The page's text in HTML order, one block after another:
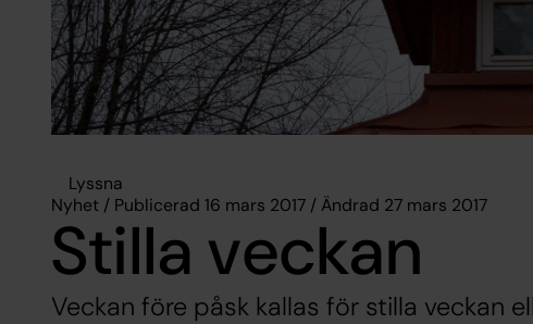
Lyssna
Nyhet / Publicerad 16 mars 2017 / Ändrad 27 mars 2017
Stilla veckan
Veckan före påsk kallas för stilla veckan